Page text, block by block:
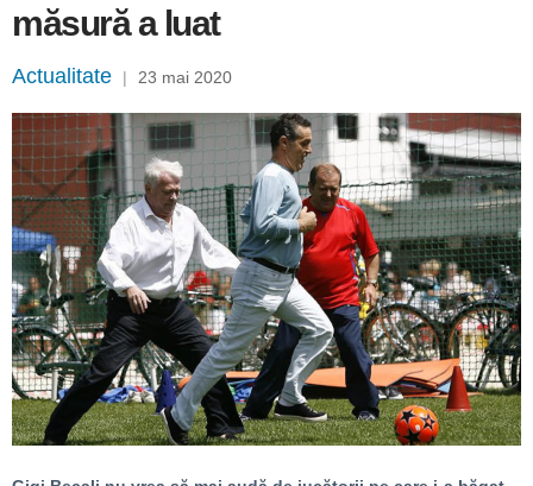
măsură a luat
Actualitate | 23 mai 2020